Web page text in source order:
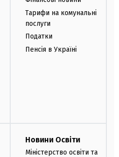
Тарифи на комунальні
послуги
Податки
Пенсія в Україні
Новини Освіти
Міністерство освіти та